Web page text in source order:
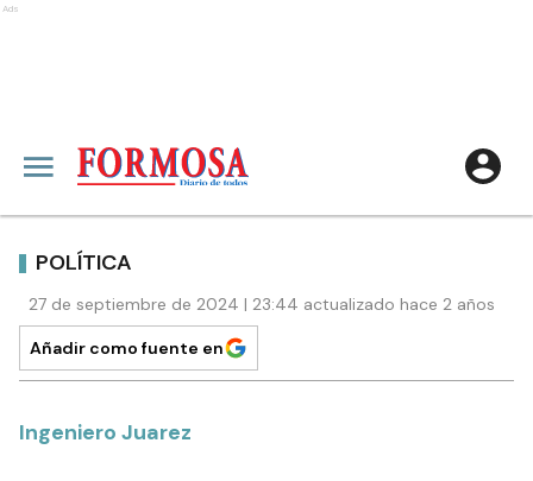
Ads
POLÍTICA
27 de septiembre de 2024 | 23:44 actualizado hace 2 años
Añadir como fuente en
Ingeniero Juarez